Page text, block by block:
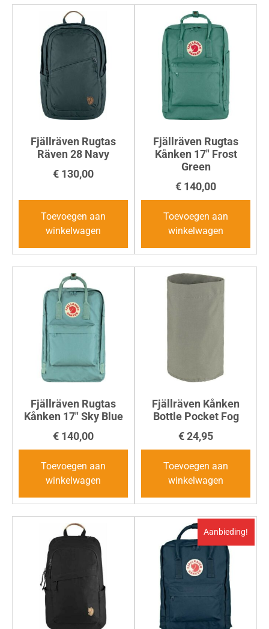
Fjällräven Rugtas
Räven 28 Navy
€ 130,00
Toevoegen aan
winkelwagen
Fjällräven Rugtas
Kånken 17″ Frost
Green
€ 140,00
Toevoegen aan
winkelwagen
Fjällräven Rugtas
Kånken 17″ Sky Blue
€ 140,00
Toevoegen aan
winkelwagen
Fjällräven Kånken
Bottle Pocket Fog
€24,95
Toevoegen aan
winkelwagen
Aanbieding!